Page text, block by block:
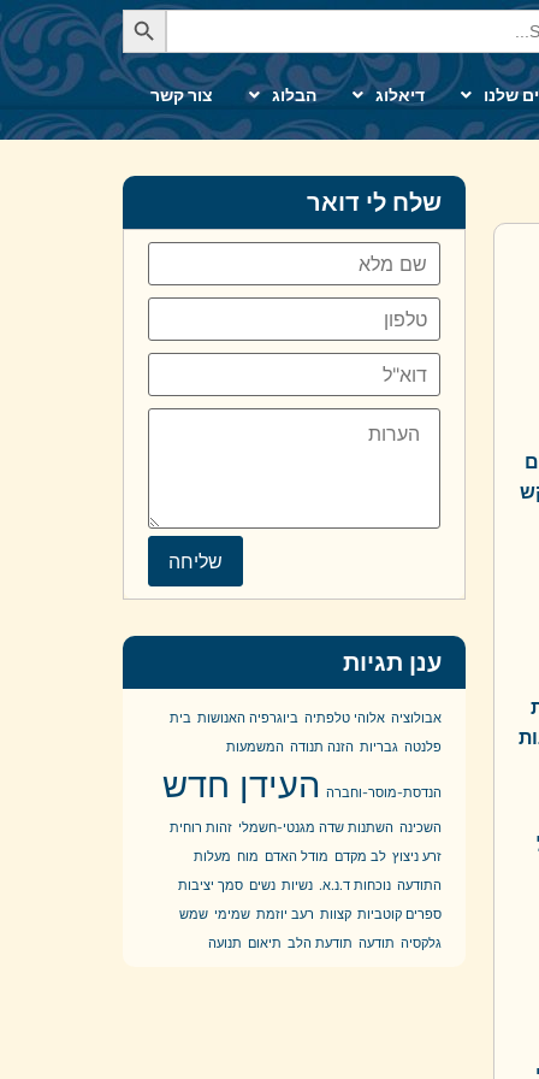
שלנו דיאלוג הבלוג צור קשר
שלח לי דואר
ענן תגיות
אבולוציה אלוהי טלפתיה ביוגרפיה האנושות בית
פלנטה גבריות הזנה תנודה המשמעות
הנדסת-מוסר-וחברה העידן חדש
השכינה השתנות שדה מגנטי-חשמלי זהות רוחית
זרע ניצוץ לב מקדם מודל האדם מוח מעלות
התודעה נוכחות ד.נ.א. נשיות נשים סמך יציבות
ספרים קוטביות קצוות רעב יוזמת שמימי שמש
גלקסיה תודעה תודעת הלב תיאום תנועה